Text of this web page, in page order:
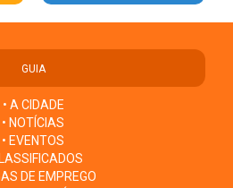
GUIA
• A CIDADE
• NOTÍCIAS
• EVENTOS
DE EMPREGO